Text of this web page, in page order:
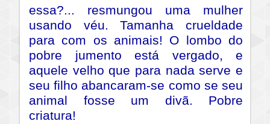
essa?... resmungou uma mulher
usando véu. Tamanha crueldade
para com os animais! O lombo do
pobre jumento está vergado, e
aquele velho que para nada serve e
seu filho abancaram-se como se seu
animal fosse um divã. Pobre
criatura!